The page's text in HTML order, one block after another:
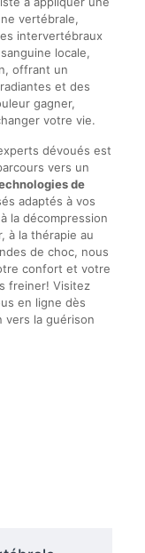
vertébrale,
intervertébraux
locale,
offrant un
et des
gagner,
votre vie.
dévoués est
vers un
de
adaptés à vos
la décompression
à la thérapie au
de choc, nous
confort et votre
freiner! Visitez
en ligne dès
vers la guérison